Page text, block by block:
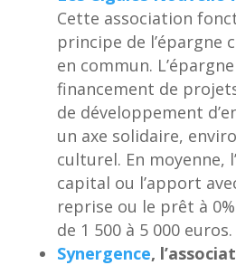
Cette association
principe de l’épargne
en commun.
financement de
de développement
un axe solidaire,
culturel. En moyenne,
capital ou l’apport
reprise ou le prêt à
de 1 500 à 5 000 euros.
Synergence,